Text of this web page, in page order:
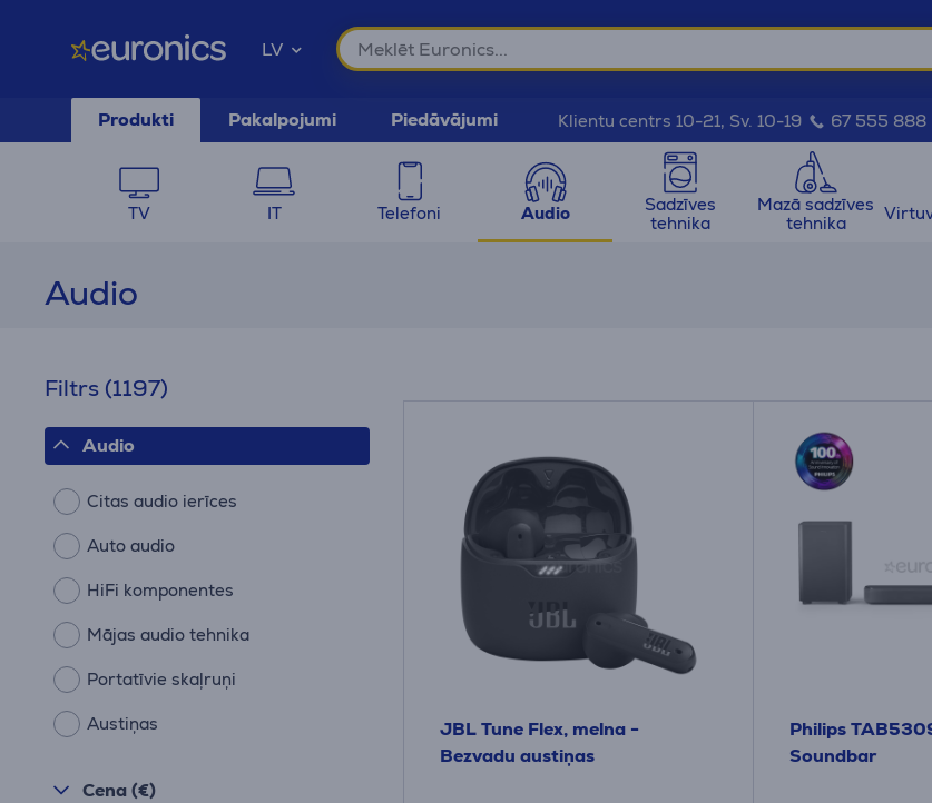
LV
Produkti Pakalpojumi Piedāvājumi Klientu centrs 10-21, Sv. 10-19 67 555 888
TV IT Telefoni Audio
Sadzīves
tehnika
Mazā sadzīves
tehnika
Audio
Filtrs (1197)
Audio
Citas audio ierīces
Auto audio
HiFi komponentes
Mājas audio tehnika
Portatīvie skaļruņi
Austiņas
Cena (€)
JBL Tune Flex, melna -
Bezvadu austiņas
Philips
Soundbar